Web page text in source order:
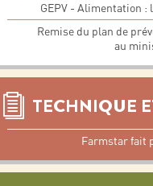
GEPV - Alimentation :
Remise du plan de
au
TECHNIQUE
Farmstar fait